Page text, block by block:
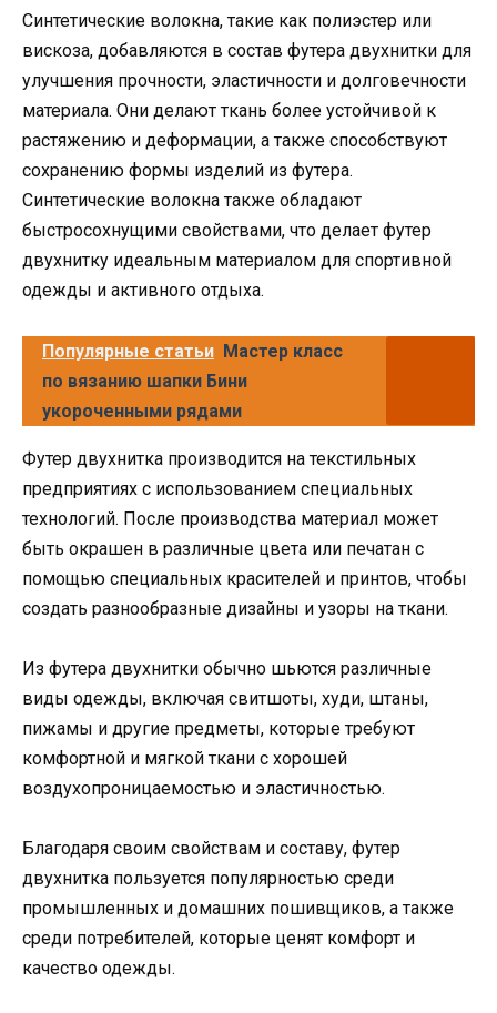
Синтетические волокна, такие как полиэстер или
вискоза, добавляются в состав футера двухнитки для
улучшения прочности, эластичности и долговечности
материала. Они делают ткань более устойчивой к
растяжению и деформации, а также способствуют
сохранению формы изделий из футера.
Синтетические волокна также обладают
быстросохнущими свойствами, что делает футер
двухнитку идеальным материалом для спортивной
одежды и активного отдыха.
Популярные статьи Мастер класс
по вязанию шапки Бини
укороченными рядами
Футер двухнитка производится на текстильных
предприятиях с использованием специальных
технологий. После производства материал может
быть окрашен в различные цвета или печатан с
помощью специальных красителей и принтов, чтобы
создать разнообразные дизайны и узоры на ткани.
Из футера двухнитки обычно шьются различные
виды одежды, включая свитшоты, худи, штаны,
пижамы и другие предметы, которые требуют
комфортной и мягкой ткани с хорошей
воздухопроницаемостью и эластичностью.
Благодаря своим свойствам и составу, футер
двухнитка пользуется популярностью среди
промышленных и домашних пошивщиков, а также
среди потребителей, которые ценят комфорт и
качество одежды.